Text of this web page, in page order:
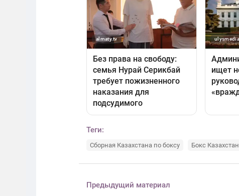
Теги:
Сборная Казахстана по боксу Бокс Казахстан
Предыдущий материал